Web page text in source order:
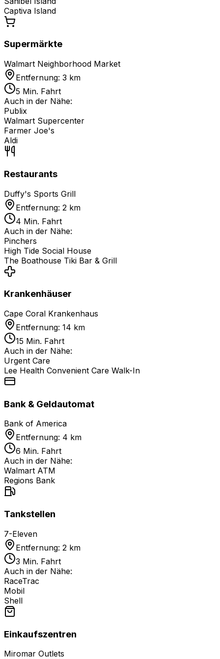
Captiva Island
Supermärkte
Walmart Neighborhood Market
Entfernung: 3 km
5 Min. Fahrt
Auch in der Nähe:
Publix
Walmart Supercenter
Farmer Joe's
Aldi
Restaurants
Duffy's Sports Grill
Entfernung: 2 km
4 Min. Fahrt
Auch in der Nähe:
Pinchers
High Tide Social House
The Boathouse Tiki Bar & Grill
Krankenhäuser
Cape Coral Krankenhaus
Entfernung: 14 km
15 Min. Fahrt
Auch in der Nähe:
Urgent Care
Lee Health Convenient Care Walk-In
Bank & Geldautomat
Bank of America
Entfernung: 4 km
6 Min. Fahrt
Auch in der Nähe:
Walmart ATM
Regions Bank
Tankstellen
7-Eleven
Entfernung: 2 km
3 Min. Fahrt
Auch in der Nähe:
RaceTrac
Mobil
Shell
Einkaufszentren
Miromar Outlets